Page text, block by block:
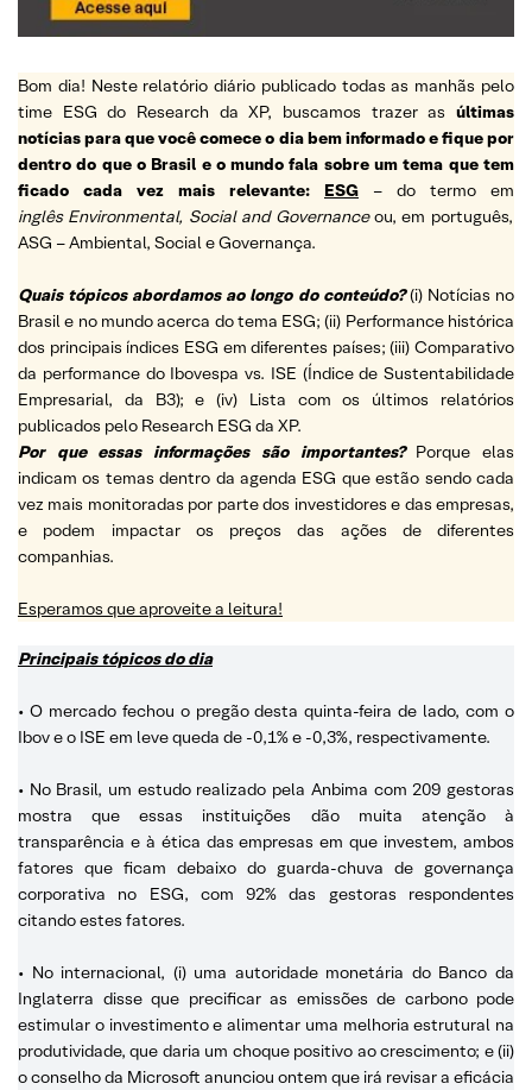
Bom dia! Neste relatório diário publicado todas as manhãs pelo
time ESG do Research da XP, buscamos trazer as últimas
notícias para que você comece o dia bem informado e fique por
dentro do que o Brasil e o mundo fala sobre um tema que tem
ficado cada vez mais relevante:
ESG
– do termo em
inglês Environmental, Social and Governanceou, em português,
ASG – Ambiental, Social e Governança.
Quais tópicos abordamos ao longo do conteúdo? (i) Notícias no
Brasil e no mundo acerca do tema ESG; (ii) Performance histórica
dos principais índices ESG em diferentes países; (iii) Comparativo
da performance do Ibovespa vs. ISE (Índice de Sustentabilidade
Empresarial, da B3); e (iv) Lista com os últimos relatórios
publicados pelo Research ESG da XP.
Por que essas informações são importantes? Porque elas
indicam os temas dentro da agenda ESG que estão sendo cada
vez mais monitoradas por parte dos investidores e das empresas,
e podem impactar os preços das ações de diferentes
companhias.
Esperamos que aproveite a leitura!
Principais tópicos do dia
• O mercado fechou o pregão desta quinta-feira de lado, com o
Ibov e o ISE em leve queda de -0,1% e -0,3%, respectivamente.
• No Brasil, um estudo realizado pela Anbima com 209 gestoras
mostra que essas instituições dão muita atenção à
transparência e à ética das empresas em que investem, ambos
fatores que ficam debaixo do guarda-chuva de governança
corporativa no ESG, com 92% das gestoras respondentes
citando estes fatores.
• No internacional, (i) uma autoridade monetária do Banco da
Inglaterra disse que precificar as emissões de carbono pode
estimular o investimento e alimentar uma melhoria estrutural na
produtividade, que daria um choque positivo ao crescimento; e (ii)
o conselho da Microsoft anunciou ontem que irá revisar a eficácia